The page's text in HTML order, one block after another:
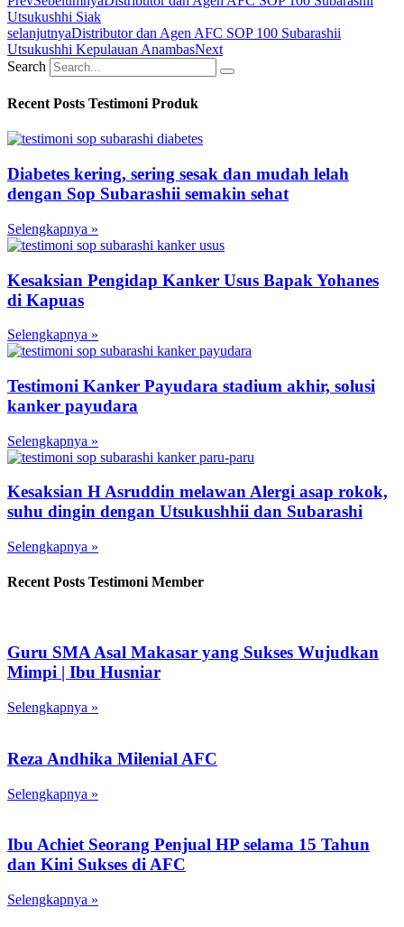
Utsukushhi Siak
selanjutnyaDistributor dan Agen AFC SOP 100 Subarashii
Utsukushhi Kepulauan AnambasNext
Search
Recent Posts Testimoni Produk
Diabetes kering, sering sesak dan mudah lelah
dengan Sop Subarashii semakin sehat
Selengkapnya »
Kesaksian Pengidap Kanker Usus Bapak Yohanes
di Kapuas
Selengkapnya »
Testimoni Kanker Payudara stadium akhir, solusi
kanker payudara
Selengkapnya »
Kesaksian H Asruddin melawan Alergi asap rokok,
suhu dingin dengan Utsukushhii dan Subarashi
Selengkapnya »
Recent Posts Testimoni Member
Guru SMA Asal Makasar yang Sukses Wujudkan
Mimpi | Ibu Husniar
Selengkapnya »
Reza Andhika Milenial AFC
Selengkapnya »
Ibu Achiet Seorang Penjual HP selama 15 Tahun
dan Kini Sukses di AFC
Selengkapnya »